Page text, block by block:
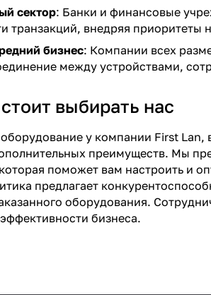
сектор: Банки и финансовые
транзакций, внедряя
бизнес: Компании всех
между устройствами,
выбирать нас
у компании First Lan,
преимуществ. Мы
поможет вам настроить и
предлагает
оборудования.
бизнеса.